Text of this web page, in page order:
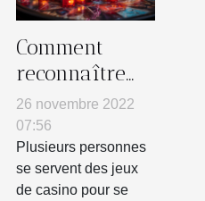
Comment
reconnaître
les casinos
non fiables ?
26 novembre 2022
07:56
Plusieurs personnes
se servent des jeux
de casino pour se